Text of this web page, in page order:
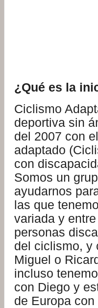
¿Qué es la
Ciclismo
deportiva sin
del 2007 con
adaptado
con
Somos un
ayudarnos
las que
variada y
personas
del ciclismo, y
Miguel o
incluso
con Diego y
de Europa